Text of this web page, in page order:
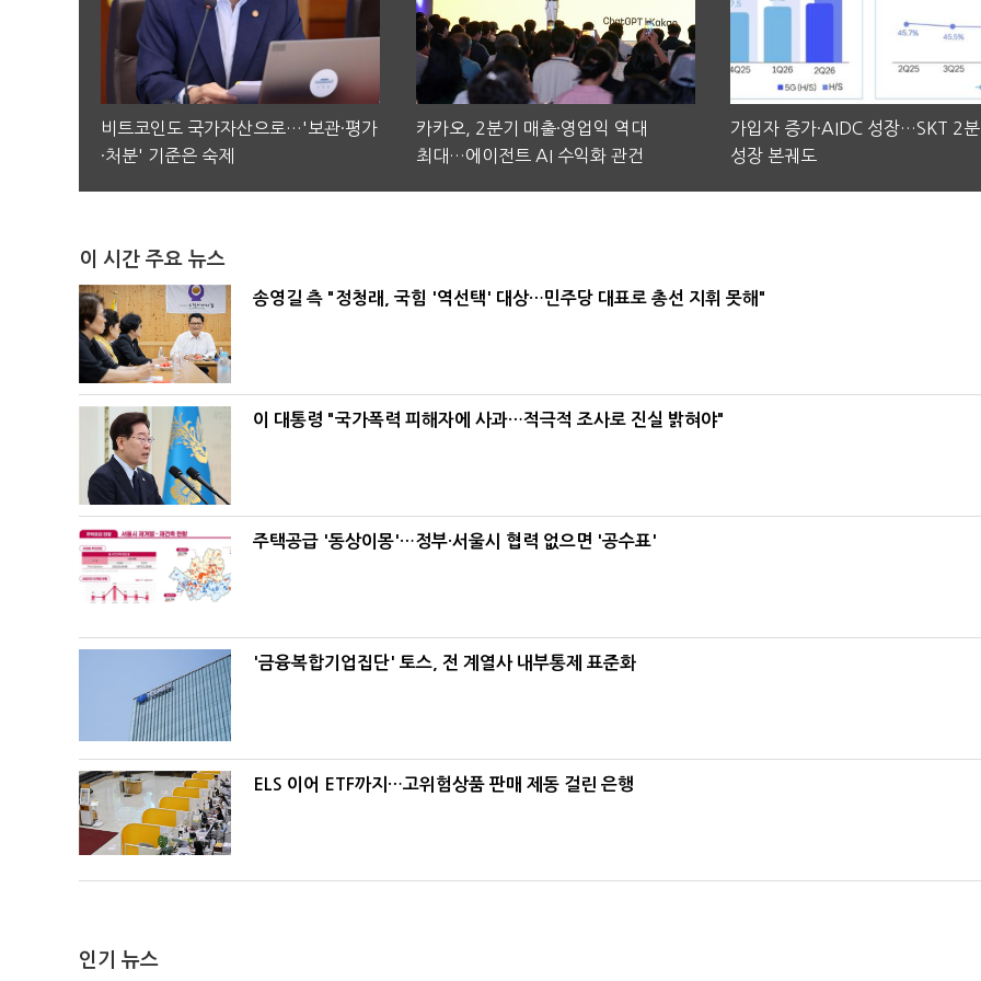
비트코인도 국가자산으로…'보관·평가
·처분' 기준은 숙제
카카오, 2분기 매출·영업익 역대
최대…에이전트 AI 수익화 관건
가입자 증가·AIDC 성장…SKT 2
성장 본궤도
이 시간 주요 뉴스
송영길 측 "정청래, 국힘 '역선택' 대상…민주당 대표로 총선 지휘 못해"
이 대통령 "국가폭력 피해자에 사과…적극적 조사로 진실 밝혀야"
주택공급 '동상이몽'…정부·서울시 협력 없으면 '공수표'
'금융복합기업집단' 토스, 전 계열사 내부통제 표준화
ELS 이어 ETF까지…고위험상품 판매 제동 걸린 은행
인기 뉴스